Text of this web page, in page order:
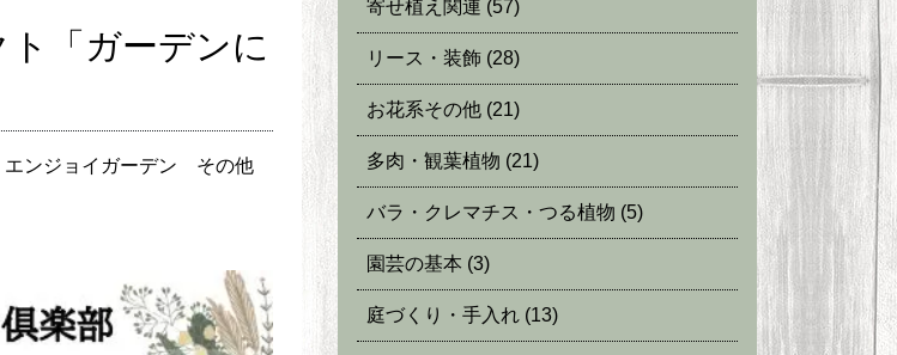
「ガーデンに
エンジョイガーデン その他
寄せ植え関連 (57)
リース・装飾 (28)
お花系その他 (21)
多肉・観葉植物 (21)
バラ・クレマチス・つる植物 (5)
園芸の基本 (3)
庭づくり・手入れ (13)